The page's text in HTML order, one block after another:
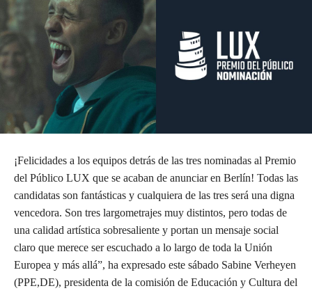
¡Felicidades a los equipos detrás de las tres nominadas al Premio
del Público LUX que se acaban de anunciar en Berlín! Todas las
candidatas son fantásticas y cualquiera de las tres será una digna
vencedora. Son tres largometrajes muy distintos, pero todas de
una calidad artística sobresaliente y portan un mensaje social
claro que merece ser escuchado a lo largo de toda la Unión
Europea y más allá”, ha expresado este sábado Sabine Verheyen
(PPE,DE), presidenta de la comisión de Educación y Cultura del